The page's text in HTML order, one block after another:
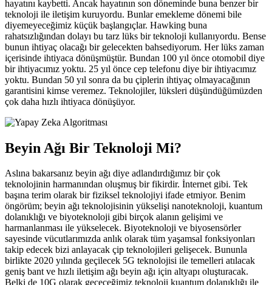
hayatını kaybetti. Ancak hayatının son döneminde buna benzer bir
teknoloji ile iletişim kuruyordu. Bunlar emekleme dönemi bile
diyemeyeceğimiz küçük başlangıçlar. Hawking buna
rahatsızlığından dolayı bu tarz lüks bir teknoloji kullanıyordu. Bense
bunun ihtiyaç olacağı bir gelecekten bahsediyorum. Her lüks zaman
içerisinde ihtiyaca dönüşmüştür. Bundan 100 yıl önce otomobil diye
bir ihtiyacımız yoktu. 25 yıl önce cep telefonu diye bir ihtiyacımız
yoktu. Bundan 50 yıl sonra da bu çiplerin ihtiyaç olmayacağının
garantisini kimse veremez. Teknolojiler, lüksleri düşündüğümüzden
çok daha hızlı ihtiyaca dönüşüyor.
Beyin Ağı Bir Teknoloji Mi?
Aslına bakarsanız beyin ağı diye adlandırdığımız bir çok
teknolojinin harmanından oluşmuş bir fikirdir. İnternet gibi. Tek
başına terim olarak bir fiziksel teknolojiyi ifade etmiyor. Benim
öngörüm; beyin ağı teknolojisinin yükselişi nanoteknoloji, kuantum
dolanıklığı ve biyoteknoloji gibi birçok alanın gelişimi ve
harmanlanması ile yükselecek. Biyoteknoloji ve biyosensörler
sayesinde vücutlarımızda anlık olarak tüm yaşamsal fonksiyonları
takip edecek bizi anlayacak çip teknolojileri gelişecek. Bununla
birlikte 2020 yılında geçilecek 5G teknolojisi ile temelleri atılacak
geniş bant ve hızlı iletişim ağı beyin ağı için altyapı oluşturacak.
Belki de 10G olarak geçeceğimiz teknoloji kuantum dolanıklığı ile